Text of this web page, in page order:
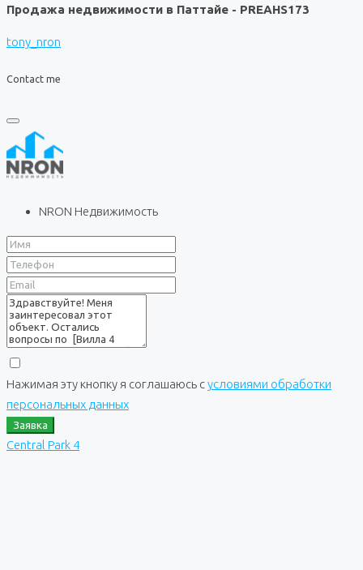
Продажа недвижимости в Паттайе - PREAHS173
tony_nron
Contact me
NRON Недвижимость
Нажимая эту кнопку я соглашаюсь сусловиями обработки
персональных данных
Заявка
Central Park 4